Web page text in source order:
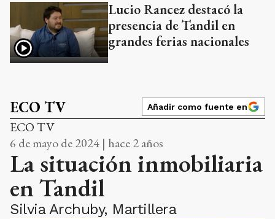
Lucio Rancez destacó la
presencia de Tandil en
grandes ferias nacionales
ECO TV Añadir como fuente en
ECO TV
6 de mayo de 2024 | hace 2 años
La situación inmobiliaria
en Tandil
Silvia Archuby, Martillera